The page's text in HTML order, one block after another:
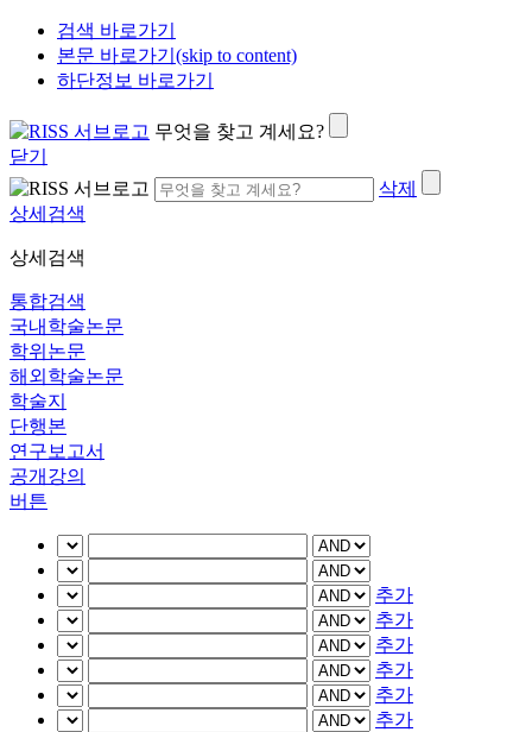
검색 바로가기
본문 바로가기(skip to content)
하단정보 바로가기
무엇을 찾고 계세요?
닫기
삭제
상세검색
상세검색
통합검색
국내학술논문
학위논문
해외학술논문
학술지
단행본
연구보고서
공개강의
버튼
추가
추가
추가
추가
추가
추가